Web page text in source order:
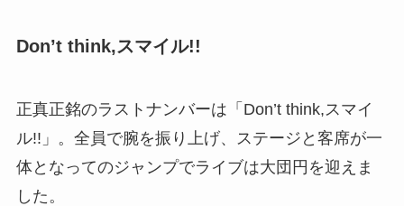
Don’t think,スマイル!!
正真正銘のラストナンバーは「Don’t think,スマイ
ル!!」。全員で腕を振り上げ、ステージと客席が一
体となってのジャンプでライブは大団円を迎えま
した。